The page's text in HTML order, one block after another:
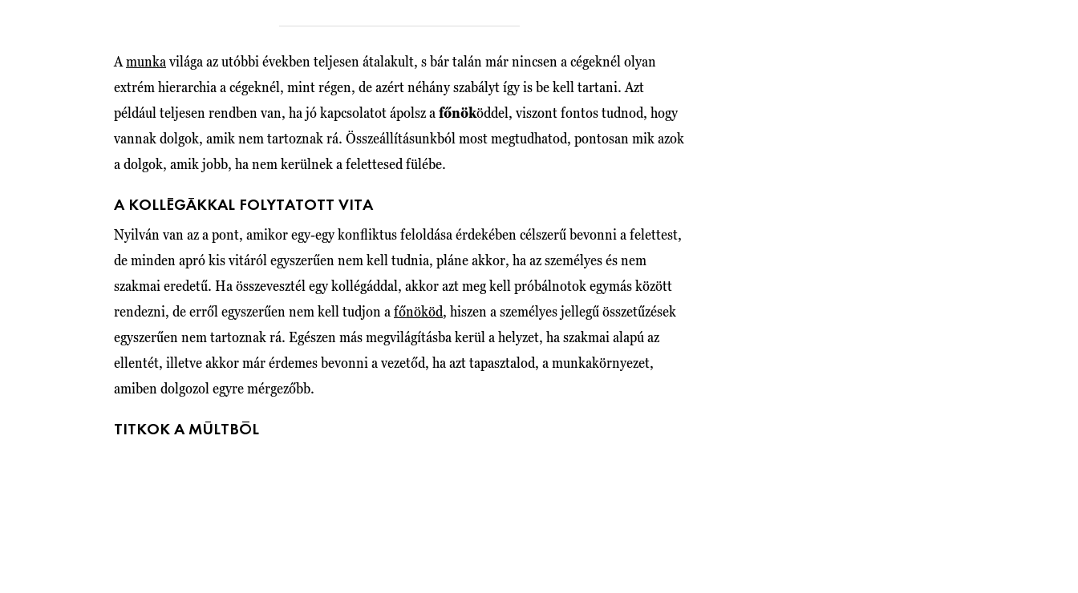
Amunka világa az utóbbi években teljesen átalakult, s bár talán már nincsen a cégeknél olyan
extrém hierarchia a cégeknél, mint régen, de azért néhány szabályt így is be kell tartani. Azt
például teljesen rendben van, ha jó kapcsolatot ápolsz a főnököddel, viszont fontos tudnod, hogy
vannak dolgok, amik nem tartoznak rá. Összeállításunkból most megtudhatod, pontosan mik azok
a dolgok, amik jobb, ha nem kerülnek a felettesed fülébe.
A KOLLÉGÁKKAL FOLYTATOTT VITA
Nyilván van az a pont, amikor egy-egy konfliktus feloldása érdekében célszerű bevonni a felettest,
de minden apró kis vitáról egyszerűen nem kell tudnia, pláne akkor, ha az személyes és nem
szakmai eredetű. Ha összevesztél egy kollégáddal, akkor azt meg kell próbálnotok egymás között
rendezni, de erről egyszerűen nem kell tudjon a főnököd, hiszen a személyes jellegű összetűzések
egyszerűen nem tartoznak rá. Egészen más megvilágításba kerül a helyzet, ha szakmai alapú az
ellentét, illetve akkor már érdemes bevonni a vezetőd, ha azt tapasztalod, a munkakörnyezet,
amiben dolgozol egyre mérgezőbb.
TITKOK A MÚLTBÓL